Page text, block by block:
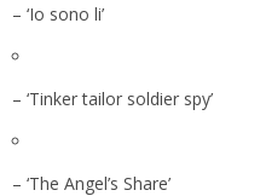
– ‘Io sono li’
– ‘Tinker tailor soldier spy’
– ‘The Angel’s Share’